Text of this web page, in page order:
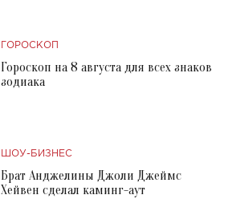
ГОРОСКОП
Гороскоп на 8 августа для всех знаков
зодиака
ШОУ-БИЗНЕС
Брат Анджелины Джоли Джеймс
Хейвен сделал каминг-аут